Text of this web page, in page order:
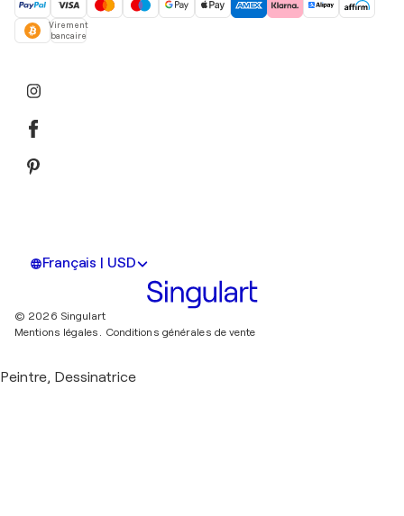
Virement
bancaire
Français | USD
© 2026 Singulart
Mentions légales. Conditions générales de vente
Peintre, Dessinatrice